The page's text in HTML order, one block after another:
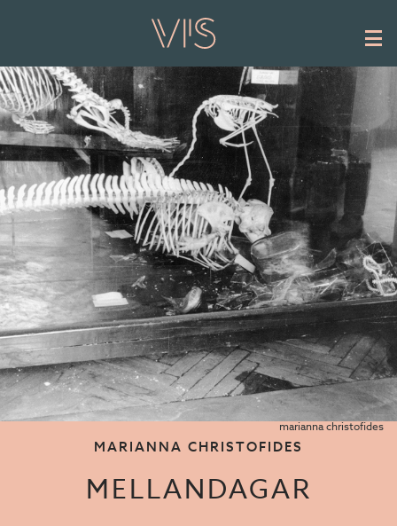
Hoppa till huvudinnehåll
marianna christofides
MARIANNA CHRISTOFIDES
MELLANDAGAR